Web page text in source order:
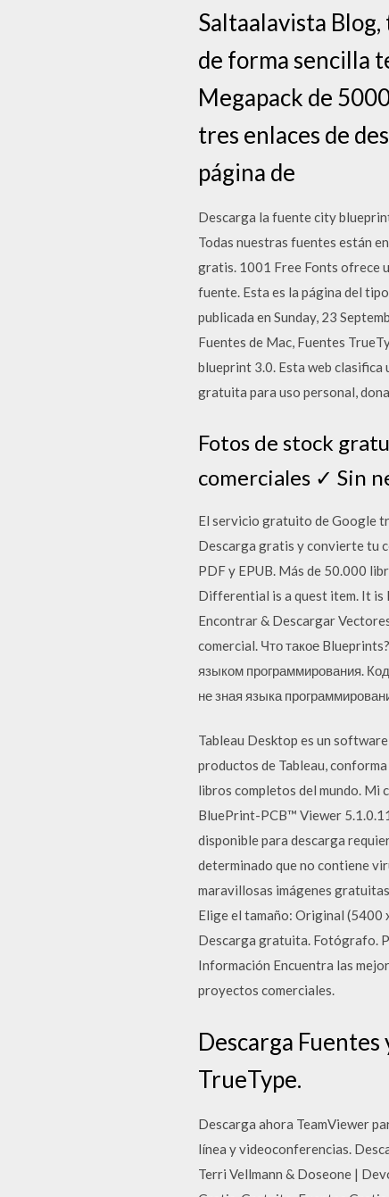
Saltaalavista
de forma sencilla
Megapack de
tres enlaces de
página de
Descarga la fuente city
Todas nuestras fuentes están
gratis. 1001 Free Fonts ofrece
fuente. Esta es la página del
publicada en Sunday, 23
Fuentes de Mac, Fuentes
blueprint 3.0. Esta web clasifica
gratuita para uso personal,
Fotos de stock
comerciales ✓ Sin
El servicio gratuito de Google
Descarga gratis y convierte tu
PDF y EPUB. Más de 50.000
Differential is a quest item. It is
Encontrar & Descargar
comercial. Что такое
языком программирования.
не зная языка
Tableau Desktop es un
productos de Tableau,
libros completos del mundo. Mi
BluePrint-PCB™ Viewer
disponible para descarga
determinado que no contiene
maravillosas imágenes
Elige el tamaño: Original (5400
Descarga gratuita. Fotógrafo.
Información Encuentra las
proyectos comerciales.
Descarga Fuentes
TrueType.
Descarga ahora TeamViewer
línea y videoconferencias.
Terri Vellmann & Doseone |